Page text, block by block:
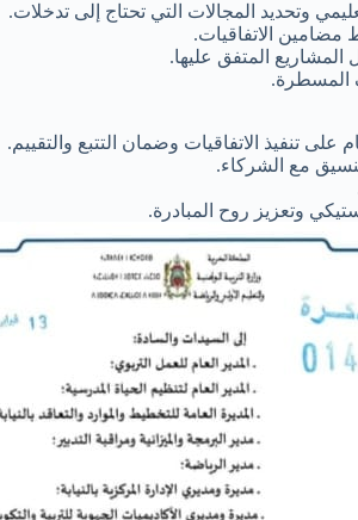
وتحديد المجالات التي تحتاج إلى تدخلات.
الاتفاقيات.
المتفق عليها.
المسطرة.
على تنفيذ الاتفاقيات وضمان التتبع والتقييم.
مع الشركاء.
وتعزيز روح المبادرة.